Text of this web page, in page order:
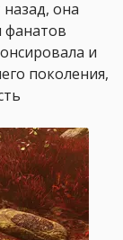
она
фанатов
и
поколения,